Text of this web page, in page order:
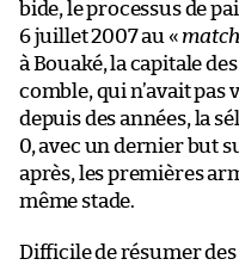
bide, le processus de
6 juillet 2007 au «
à Bouaké, la capitale
comble, qui n’avait
depuis des années, la
0, avec un dernier but
après, les premières
même stade.
Difficile de résumer